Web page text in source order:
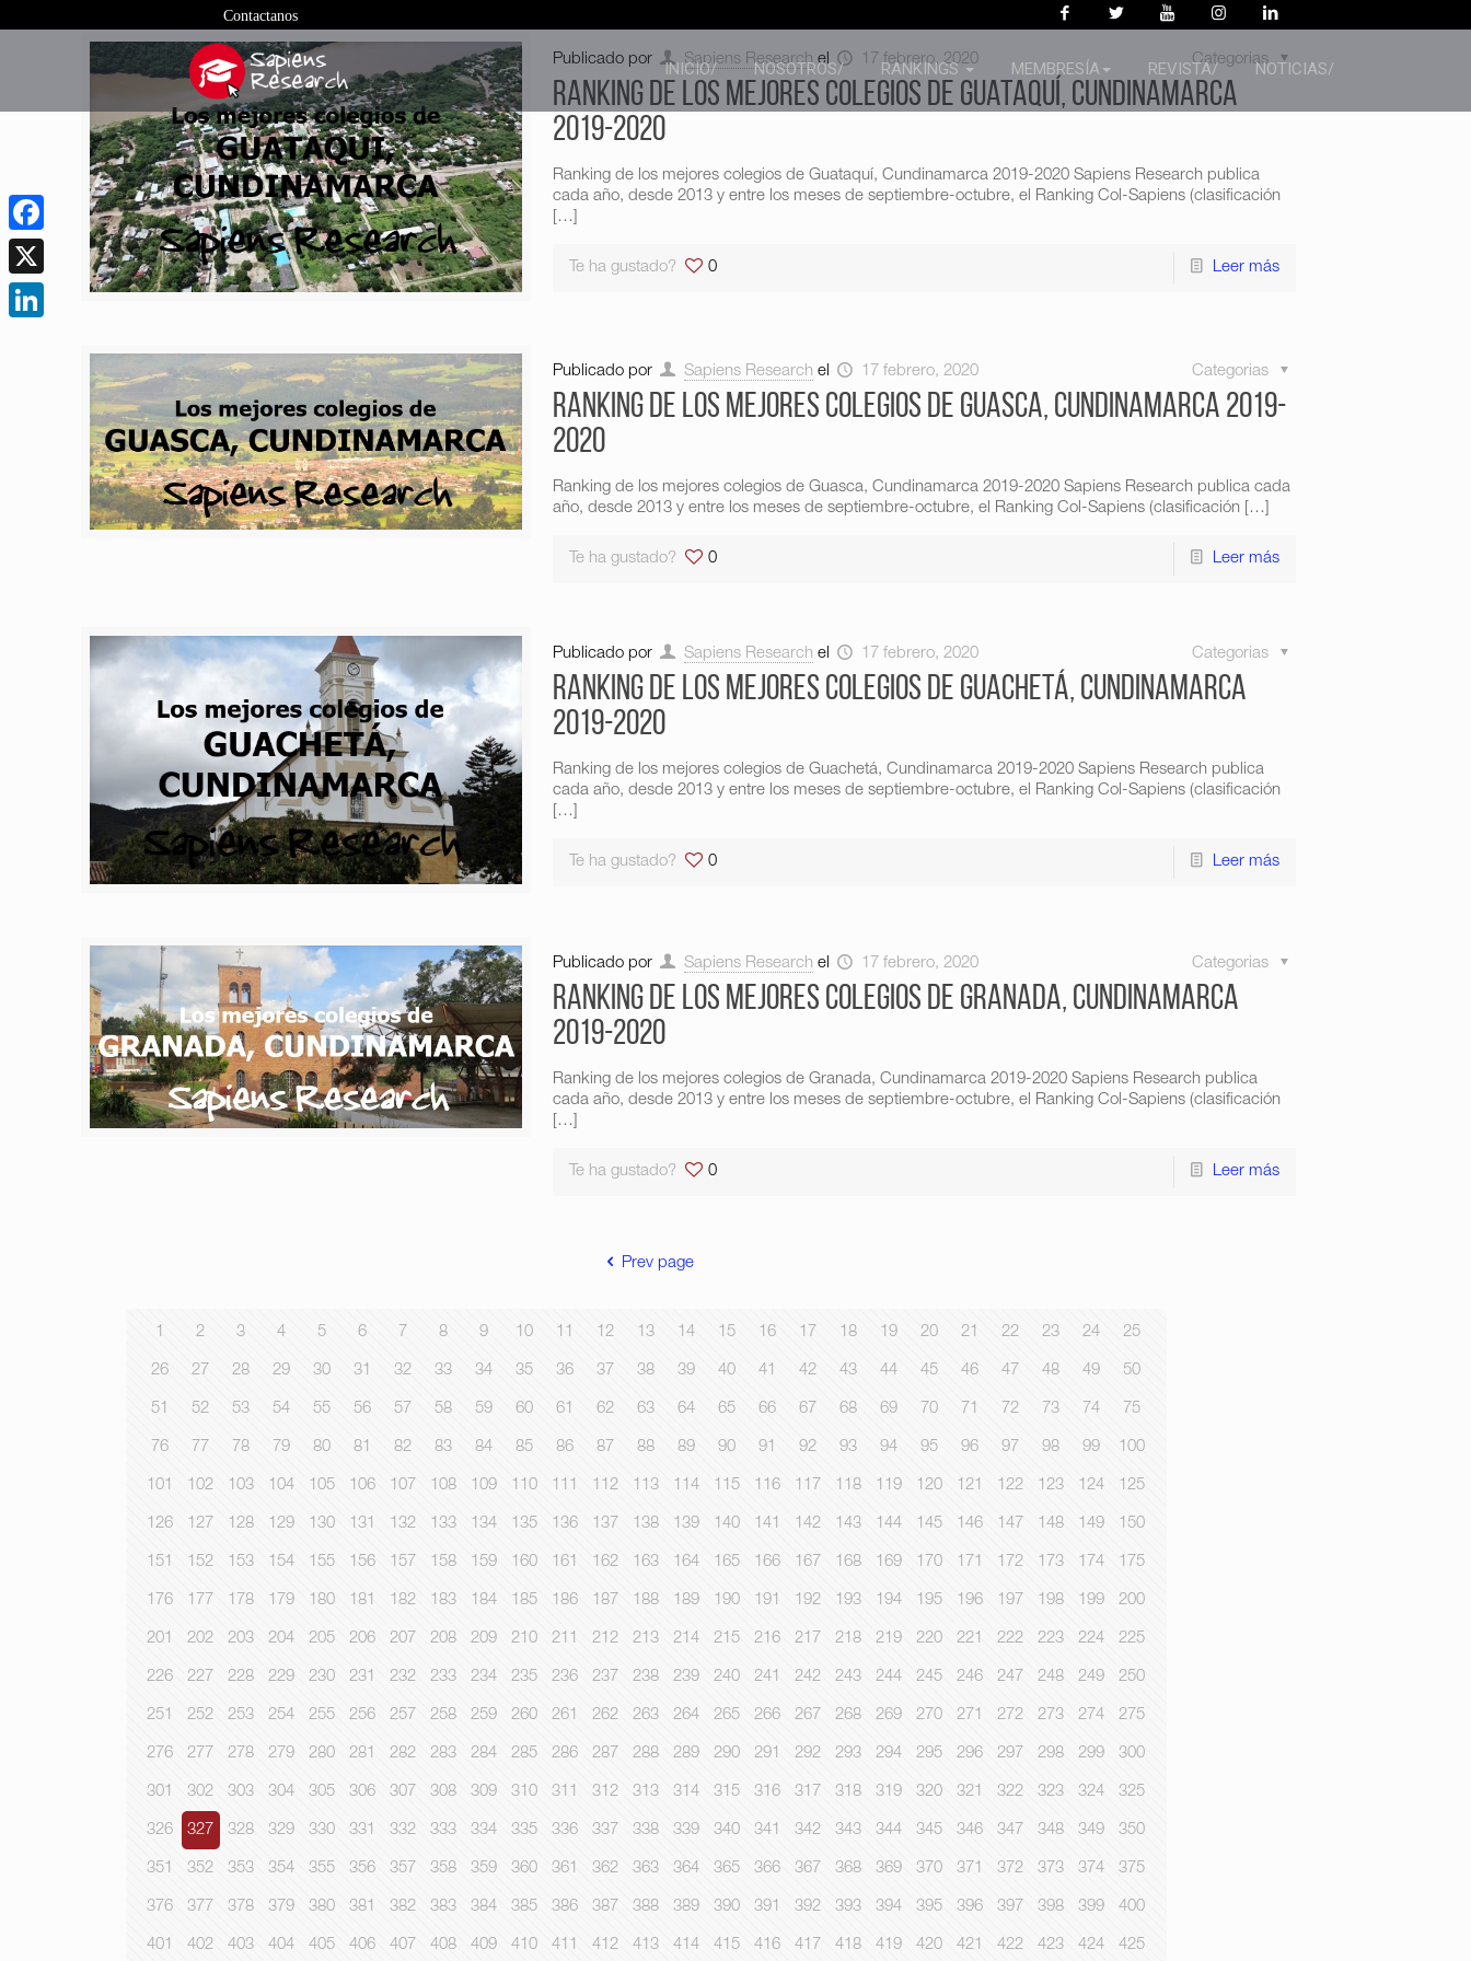
Contactanos
INICIO/ NOSOTROS/ RANKINGS MEMBRESÍA REVISTA/ NOTICIAS/
Publicado por Sapiens Research el 17 febrero, 2020 Categorias
Ranking de los mejores colegios de Guataquí, Cundinamarca
2019-2020
Ranking de los mejores colegios de Guataquí, Cundinamarca 2019-2020 Sapiens Research publica
cada año, desde 2013 y entre los meses de septiembre-octubre, el Ranking Col-Sapiens (clasificación
[…]
Te ha gustado? 0 Leer más
Publicado por Sapiens Research el 17 febrero, 2020 Categorias
Ranking de los mejores colegios de Guasca, Cundinamarca 2019-
2020
Ranking de los mejores colegios de Guasca, Cundinamarca 2019-2020 Sapiens Research publica cada
año, desde 2013 y entre los meses de septiembre-octubre, el Ranking Col-Sapiens (clasificación[…]
Te ha gustado? 0 Leer más
Publicado por Sapiens Research el 17 febrero, 2020 Categorias
Ranking de los mejores colegios de Guachetá, Cundinamarca
2019-2020
Ranking de los mejores colegios de Guachetá, Cundinamarca 2019-2020 Sapiens Research publica
cada año, desde 2013 y entre los meses de septiembre-octubre, el Ranking Col-Sapiens (clasificación
[…]
Te ha gustado? 0 Leer más
Publicado por Sapiens Research el 17 febrero, 2020 Categorias
Ranking de los mejores colegios de Granada, Cundinamarca
2019-2020
Ranking de los mejores colegios de Granada, Cundinamarca 2019-2020 Sapiens Research publica
cada año, desde 2013 y entre los meses de septiembre-octubre, el Ranking Col-Sapiens (clasificación
[…]
Te ha gustado? 0 Leer más
Prev page
1 2 3 4 5 6 7 8 9 10 11 12 13 14 15 16 17 18 19 20 21 22 23 24 25
26 27 28 29 30 31 32 33 34 35 36 37 38 39 40 41 42 43 44 45 46 47 48 49 50
51 52 53 54 55 56 57 58 59 60 61 62 63 64 65 66 67 68 69 70 71 72 73 74 75
76 77 78 79 80 81 82 83 84 85 86 87 88 89 90 91 92 93 94 95 96 97 98 99 100
101 102 103 104 105 106 107 108 109 110 111 112 113 114 115 116 117 118 119 120 121 122 123 124 125
126 127 128 129 130 131 132 133 134 135 136 137 138 139 140 141 142 143 144 145 146 147 148 149 150
151 152 153 154 155 156 157 158 159 160 161 162 163 164 165 166 167 168 169 170 171 172 173 174 175
176 177 178 179 180 181 182 183 184 185 186 187 188 189 190 191 192 193 194 195 196 197 198 199 200
201 202 203 204 205 206 207 208 209 210 211 212 213 214 215 216 217 218 219 220 221 222 223 224 225
226 227 228 229 230 231 232 233 234 235 236 237 238 239 240 241 242 243 244 245 246 247 248 249 250
251 252 253 254 255 256 257 258 259 260 261 262 263 264 265 266 267 268 269 270 271 272 273 274 275
276 277 278 279 280 281 282 283 284 285 286 287 288 289 290 291 292 293 294 295 296 297 298 299 300
301 302 303 304 305 306 307 308 309 310 311 312 313 314 315 316 317 318 319 320 321 322 323 324 325
326 327 328 329 330 331 332 333 334 335 336 337 338 339 340 341 342 343 344 345 346 347 348 349 350
351 352 353 354 355 356 357 358 359 360 361 362 363 364 365 366 367 368 369 370 371 372 373 374 375
376 377 378 379 380 381 382 383 384 385 386 387 388 389 390 391 392 393 394 395 396 397 398 399 400
401 402 403 404 405 406 407 408 409 410 411 412 413 414 415 416 417 418 419 420 421 422 423 424 425
Facebook
X